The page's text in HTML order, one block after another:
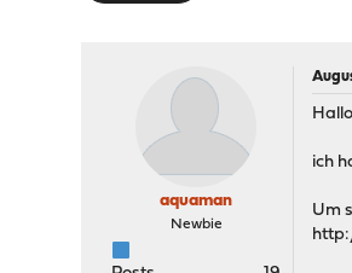
aquaman
Newbie
ich
Um